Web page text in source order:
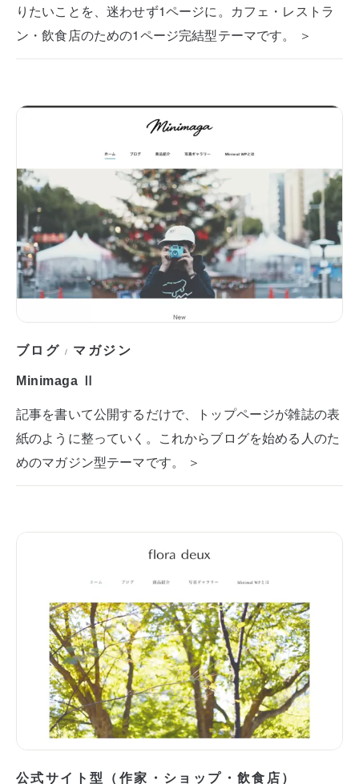
りたいことを、迷わせず1ページに。カフェ・レストラ
ン・飲食店のための1ページ完結型テーマです。 ＞
ブログ / マガジン
Minimaga Ⅱ
記事を書いて公開するだけで、トップページが雑誌の表
紙のように整っていく。これからブログを始める人のた
めのマガジン型テーマです。 ＞
公式サイト型（作家・ショップ・飲食店）